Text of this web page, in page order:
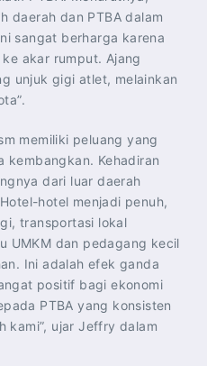
daerah dan PTBA dalam
sangat berharga karena
akar rumput. Ajang
unjuk gigi atlet, melainkan
memiliki peluang yang
kembangkan. Kehadiran
dari luar daerah
hotel menjadi penuh,
transportasi lokal
UMKM dan pedagang kecil
Ini adalah efek ganda
positif bagi ekonomi
PTBA yang konsisten
kami”, ujar Jeffry dalam